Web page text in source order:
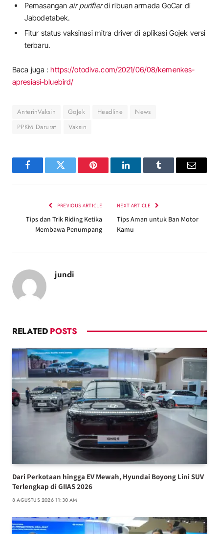
Pemasangan air purifierdi ribuan armada GoCar di
Jabodetabek.
Fitur status vaksinasi mitra driver di aplikasi Gojek versi
terbaru.
Baca juga :https://otodiva.com/2021/06/08/kemenkes-
apresiasi-bluebird/
AnterinVaksin GoJek Headline
News
PPKM Darurat
Vaksin
FacebookTwitter Pinterest LinkedInTumblr Email
PREVIOUS ARTICLE
Tips dan Trik Riding Ketika
Membawa Penumpang
NEXT ARTICLE
Tips Aman untuk Ban Motor
Kamu
jundi
RELATED POSTS
Dari Perkotaan hingga EV Mewah, Hyundai Boyong Lini SUV
Terlengkap di GIIAS 2026
8 AGUSTUS 2026 11:30 AM